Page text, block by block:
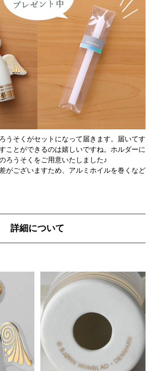
うそくがセットになって届きます。届いてす
ことができるのは嬉しいですね。ホルダーに
ろうそくをご用意いたしました♪
がございますため、アルミホイルを巻くなど
詳細について